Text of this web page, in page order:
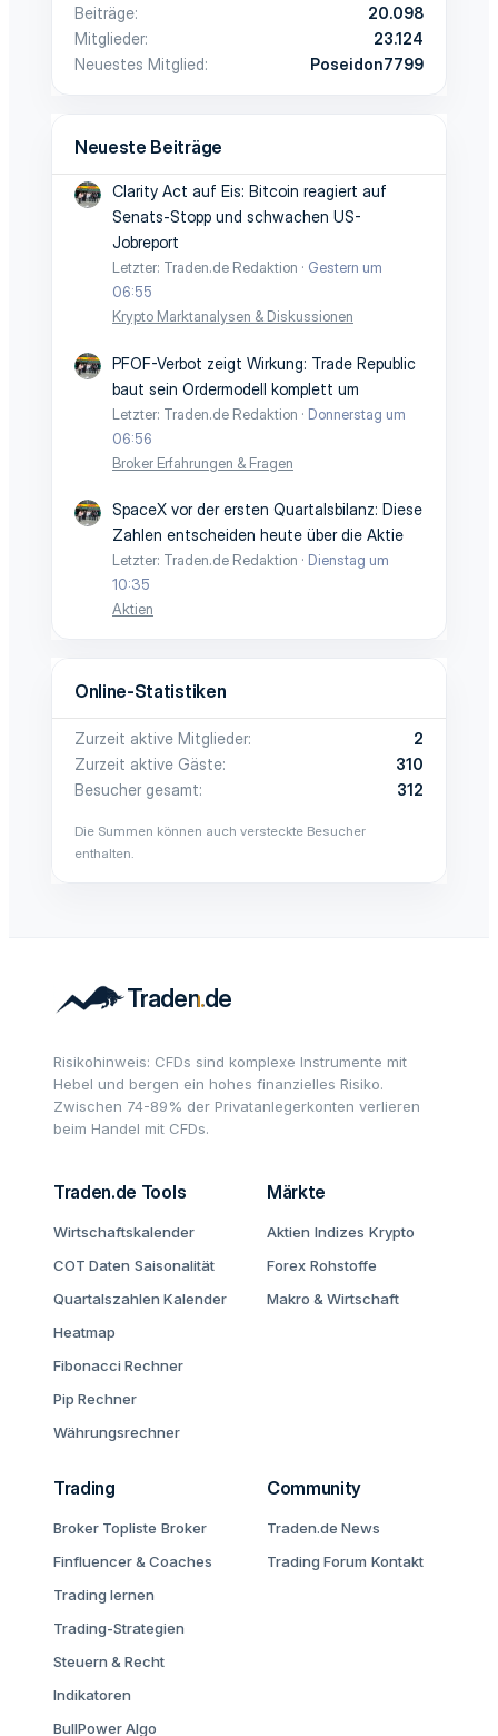
e
m
Beiträge
20.098
Mitglieder
23.124
Neuestes Mitglied
Poseidon7799
Neueste Beiträge
Clarity Act auf Eis: Bitcoin reagiert auf
Senats-Stopp und schwachen US-
Jobreport
Letzter: Traden.de Redaktion
Gestern um
06:55
Krypto Marktanalysen & Diskussionen
PFOF-Verbot zeigt Wirkung: Trade Republic
baut sein Ordermodell komplett um
Letzter: Traden.de Redaktion
Donnerstag um
06:56
Broker Erfahrungen & Fragen
SpaceX vor der ersten Quartalsbilanz: Diese
Zahlen entscheiden heute über die Aktie
Letzter: Traden.de Redaktion
Dienstag um
10:35
Aktien
Online-Statistiken
Zurzeit aktive Mitglieder
2
Zurzeit aktive Gäste
310
Besucher gesamt
312
Die Summen können auch versteckte Besucher
enthalten.
Risikohinweis: CFDs sind komplexe Instrumente mit
Hebel und bergen ein hohes finanzielles Risiko.
Zwischen 74-89% der Privatanlegerkonten verlieren
beim Handel mit CFDs.
Traden.de Tools
Wirtschaftskalender
COT Daten Saisonalität
Quartalszahlen Kalender
Heatmap
Fibonacci Rechner
Pip Rechner
Währungsrechner
Märkte
Aktien Indizes Krypto
Forex Rohstoffe
Makro & Wirtschaft
Trading
Broker Topliste Broker
Finfluencer & Coaches
Trading lernen
Trading-Strategien
Steuern & Recht
Indikatoren
BullPower Algo
Community
Traden.de News
Trading Forum Kontakt